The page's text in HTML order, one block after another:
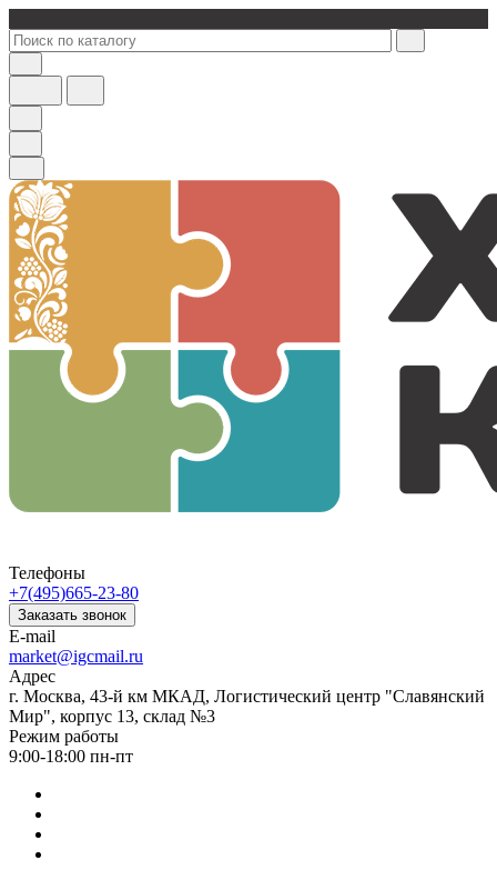
Телефоны
+7(495)665-23-80
Заказать звонок
E-mail
market@igcmail.ru
Адрес
г. Москва, 43-й км МКАД, Логистический центр "Славянский
Мир", корпус 13, склад №3
Режим работы
9:00-18:00 пн-пт